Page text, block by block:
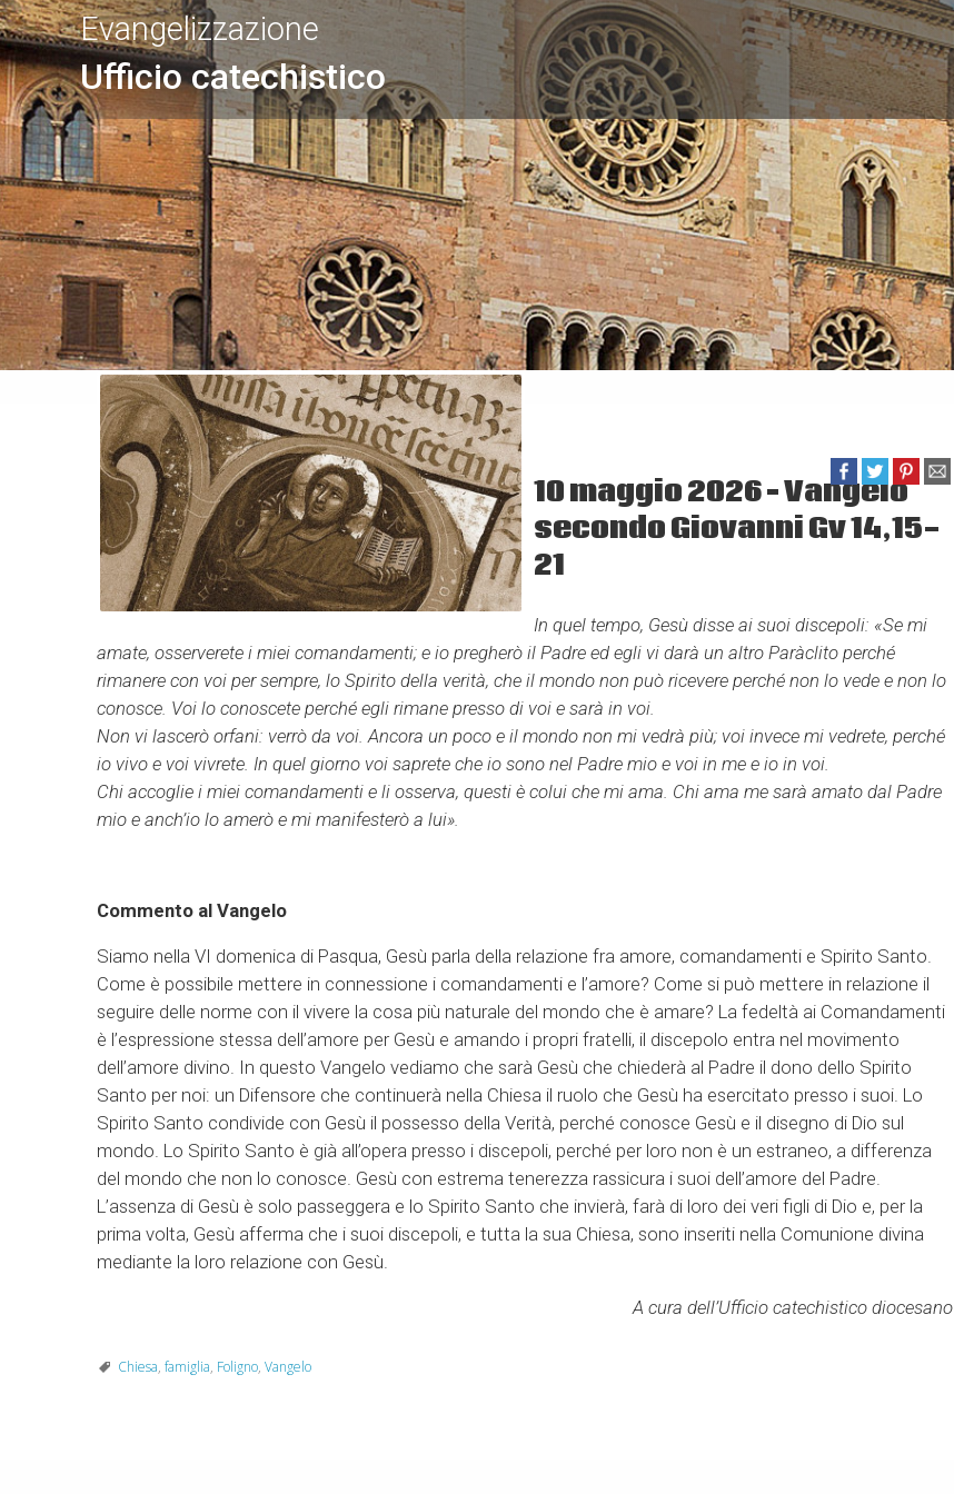
Ufficio catechistico
Evangelizzazione
10 maggio 2026 – Vangelo
secondo Giovanni Gv 14,15-
21
In quel tempo, Gesù disse ai suoi discepoli: «Se mi
amate, osserverete i miei comandamenti; e io pregherò il Padre ed egli vi darà un altro Paràclito perché
rimanere con voi per sempre, lo Spirito della verità, che il mondo non può ricevere perché non lo vede e non lo
conosce. Voi lo conoscete perché egli rimane presso di voi e sarà in voi.
Non vi lascerò orfani: verrò da voi. Ancora un poco e il mondo non mi vedrà più; voi invece mi vedrete, perché
io vivo e voi vivrete. In quel giorno voi saprete che io sono nel Padre mio e voi in me e io in voi.
Chi accoglie i miei comandamenti e li osserva, questi è colui che mi ama. Chi ama me sarà amato dal Padre
mio e anch’io lo amerò e mi manifesterò a lui».
Commento al Vangelo
Siamo nella VI domenica di Pasqua, Gesù parla della relazione fra amore, comandamenti e Spirito Santo.
Come è possibile mettere in connessione i comandamenti e l’amore? Come si può mettere in relazione il
seguire delle norme con il vivere la cosa più naturale del mondo che è amare? La fedeltà ai Comandamenti
è l’espressione stessa dell’amore per Gesù e amando i propri fratelli, il discepolo entra nel movimento
dell’amore divino. In questo Vangelo vediamo che sarà Gesù che chiederà al Padre il dono dello Spirito
Santo per noi: un Difensore che continuerà nella Chiesa il ruolo che Gesù ha esercitato presso i suoi. Lo
Spirito Santo condivide con Gesù il possesso della Verità, perché conosce Gesù e il disegno di Dio sul
mondo. Lo Spirito Santo è già all’opera presso i discepoli, perché per loro non è un estraneo, a differenza
del mondo che non lo conosce. Gesù con estrema tenerezza rassicura i suoi dell’amore del Padre.
L’assenza di Gesù è solo passeggera e lo Spirito Santo che invierà, farà di loro dei veri figli di Dio e, per la
prima volta, Gesù afferma che i suoi discepoli, e tutta la sua Chiesa, sono inseriti nella Comunione divina
mediante la loro relazione con Gesù.
A cura dell’Ufficio catechistico diocesano
Chiesa, famiglia, Foligno, Vangelo